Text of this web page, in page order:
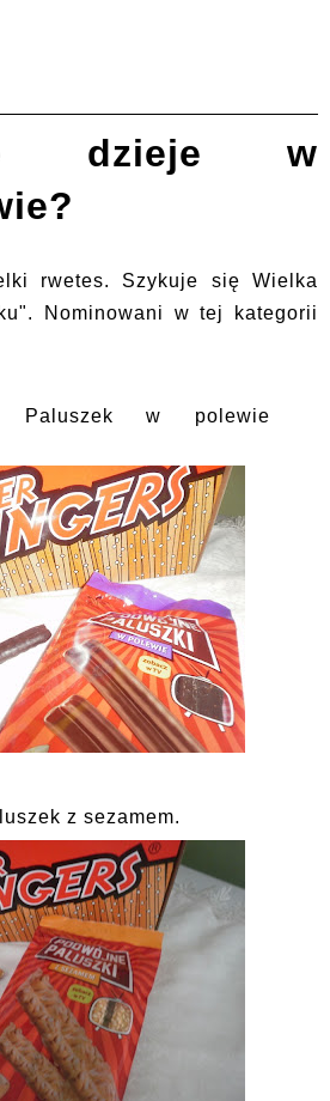
dzieje w
rwetes. Szykuje się Wielka
Nominowani w tej kategorii
Paluszek w polewie
z sezamem.